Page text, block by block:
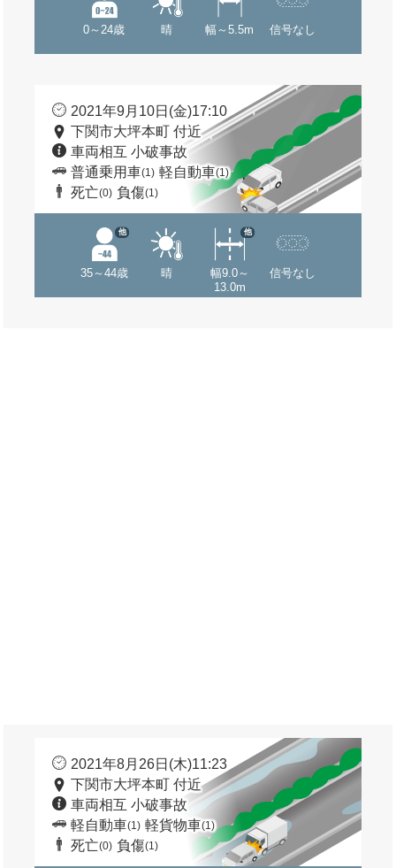
0～24歳 晴 幅～5.5m 信号なし
2021年9月10日(金)17:10
下関市大坪本町 付近
車両相互 小破事故
普通乗用車(1) 軽自動車(1)
死亡(0) 負傷(1)
35～44歳
他
晴
幅9.0～
13.0m
他
信号なし
2021年8月26日(木)11:23
下関市大坪本町 付近
車両相互 小破事故
軽自動車(1) 軽貨物車(1)
死亡(0) 負傷(1)